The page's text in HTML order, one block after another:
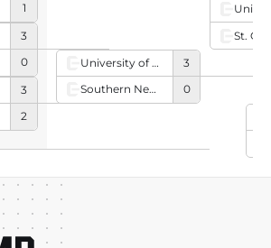
1
3
0
3
2
University of Ottawa Garnet
3
Southern New Hampshire University Sapphire
0